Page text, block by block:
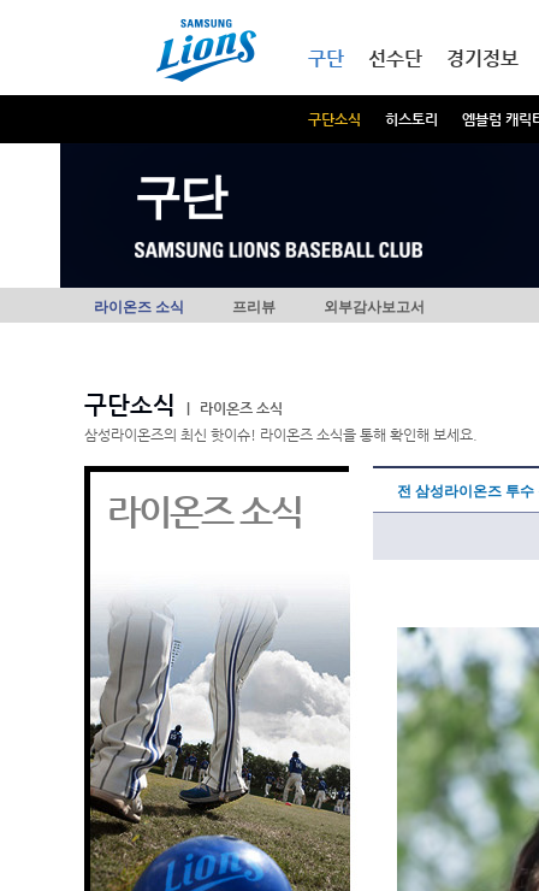
구단
구단소식 히스토리 엠블럼 캐릭
선수단 경기정보
구단
라이온즈 소식 프리뷰 외부감사보고서
구단소식
라이온즈 소식
삼성라이온즈의 최신 핫이슈! 라이온즈 소식을 통해 확인해 보세요.
라이온즈 소식 전 삼성라이온즈 투수